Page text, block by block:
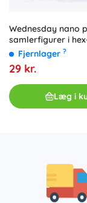
Wednesday nano
samlerfigurer i
Fjernlager ?
29 kr.
Læg i